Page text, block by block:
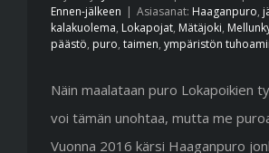
Ennen-jälkeen | Asiasanat: Haaganpuro,
kalakuolema, Lokapojat, Mätäjoki,
päästö, puro, taimen, ympäristön
Näin maalataan puro Lokapoikien
voi tämän unohtaa, mutta me
Vuonna 2016 kärsi Haaganpuro